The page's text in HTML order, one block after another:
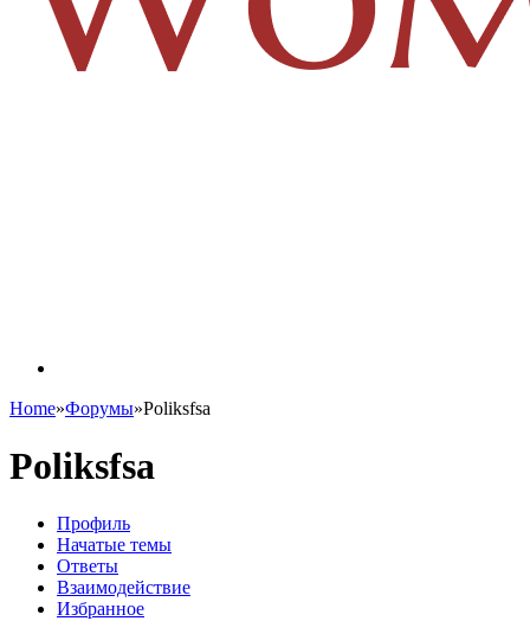
Home»Форумы»Poliksfsa
Poliksfsa
Профиль
Начатые темы
Ответы
Взаимодействие
Избранное